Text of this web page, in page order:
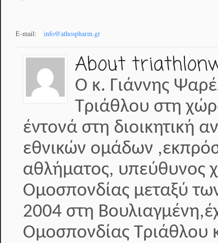
E-mail: info@athospharm.gr
About
Ο κ. Γιάννης
Τριάθλου στη
έντονά στη διοικητική
εθνικών ομάδων
αθλήματος, υπεύθυνος
Ομοσπονδίας μεταξύ
2004 στη
Ομοσπονδίας Τριάθλου